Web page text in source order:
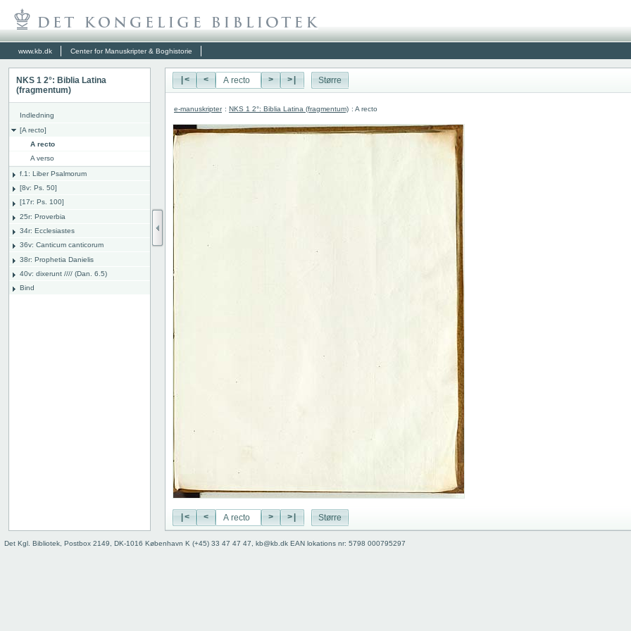
www.kb.dk Center for Manuskripter & Boghistorie
NKS 1 2°: Biblia Latina
(fragmentum)
Indledning
[A recto]
A recto
A verso
f.1: Liber Psalmorum
[8v: Ps. 50]
[17r: Ps. 100]
25r: Proverbia
34r: Ecclesiastes
36v: Canticum canticorum
38r: Prophetia Danielis
40v: dixerunt //// (Dan. 6.5)
Bind
|< < > >| Større
e-manuskripter : NKS 1 2°: Biblia Latina (fragmentum) : A recto
|< < > >| Større
Det Kgl. Bibliotek, Postbox 2149, DK-1016 København K (+45) 33 47 47 47, kb@kb.dk EAN lokations nr: 5798 000795297